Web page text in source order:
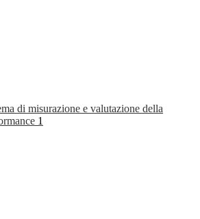
di misurazione e valutazione della
1